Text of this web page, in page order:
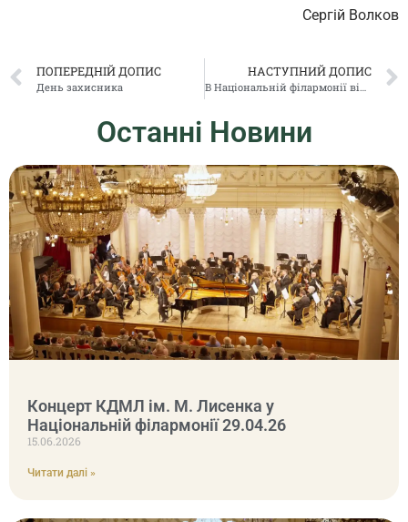
Сергій Волков
ПОПЕРЕДНІЙ ДОПИС
День захисника
НАСТУПНИЙ ДОПИС
Останні Новини
Концерт КДМЛ ім. М. Лисенка у
Національній філармонії 29.04.26
15.06.2026
Читати далі »